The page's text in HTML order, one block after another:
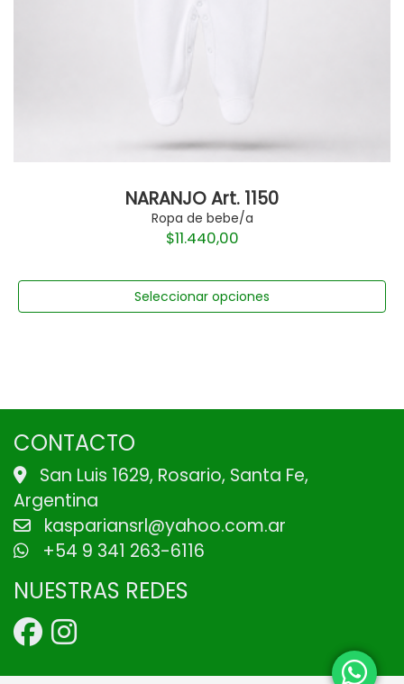
NARANJO Art. 1150
Ropa de bebe/a
$11.440,00
Seleccionar opciones
CONTACTO
San Luis 1629, Rosario, Santa Fe,
Argentina
kaspariansrl@yahoo.com.ar
+54 9 341 263-6116
NUESTRAS REDES